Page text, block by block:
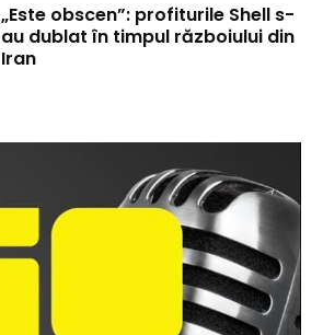
„Este obscen”: profiturile Shell s-
au dublat în timpul războiului din
Iran